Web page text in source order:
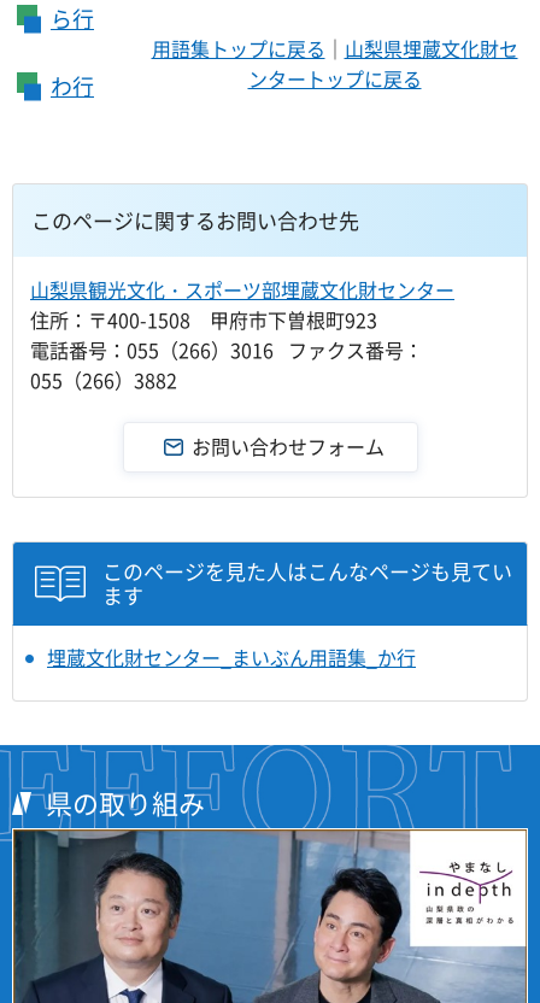
ら行
わ行
用語集トップに戻る ｜ 山梨県埋蔵文化財セ
ンタートップに戻る
このページに関するお問い合わせ先
山梨県観光文化・スポーツ部埋蔵文化財センター
住所：〒400-1508 甲府市下曽根町923
電話番号：055（266）3016 ファクス番号：
055（266）3882
このページを見た人はこんなページも見てい
ます
埋蔵文化財センター_まいぶん用語集_か行
県の取り組み